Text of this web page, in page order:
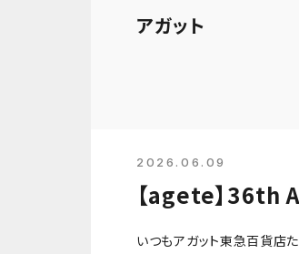
アガット
2026.06.09
【agete】36th
いつもアガット東急百貨店